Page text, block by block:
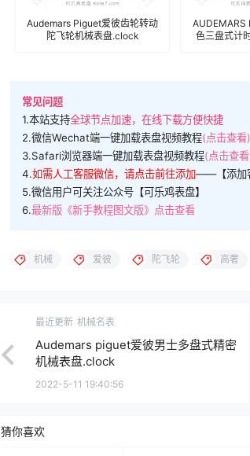
Audemars Piguet爱彼齿轮转动
陀飞轮机械表盘.clock
AUDEMARS
色三盘式计
常见问题
1.本站支持全球节点加速，在线下载方便快捷
2.微信Wechat端一键加载表盘视频教程(点击查看)
3.Safari浏览器端一键加载表盘视频教程(点击查
4.如需人工客服微信，请点击前往添加——【添加
5.微信用户可关注公众号【可乐鸡表盘】
6.最新版《新手教程图文版》点击查看
机械 爱彼 陀飞轮 高奢
最近更新 机械名表
Audemars piguet爱彼男士多盘式精密
机械表盘.clock
2022-5-11 19:40:56
猜你喜欢